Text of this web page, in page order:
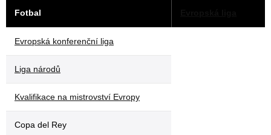
Fotbal
Evropská konferenční liga
Liga národů
Kvalifikace na mistrovství Evropy
Copa del Rey